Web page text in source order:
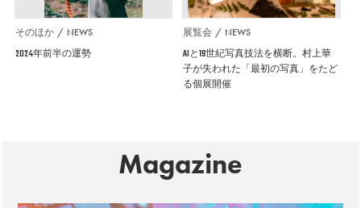
そのほか NEWS
2024年前半の運勢
展覧会 NEWS
AIと19世紀写真技法を横断。村上華
子が失われた「最初の写真」をたど
る個展開催
Magazine